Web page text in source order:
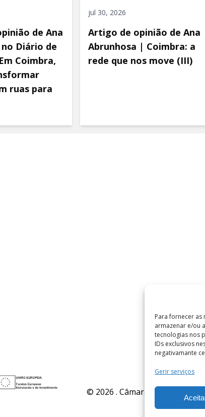
Para fornecer
armazenar e/ou
tecnologias nos
IDs exclusivos
negativamante
Gerir serviços
de Ana
Diário de
Coimbra,
ruas para
jul 30, 2026
Artigo de opinião de Ana
Abrunhosa | Coimbra: a
rede que nos move (III)
© 2026 . Câmara Municipal de